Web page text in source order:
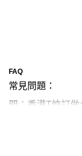
FAQ
常見問題：
問：香港T恤訂
答：選擇 T 恤訂
質、價格、貨期